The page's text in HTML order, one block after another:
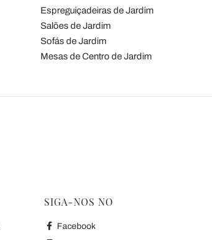
Espreguiçadeiras de Jardim
Salões de Jardim
Sofás de Jardim
Mesas de Centro de Jardim
SIGA-NOS NO
Facebook